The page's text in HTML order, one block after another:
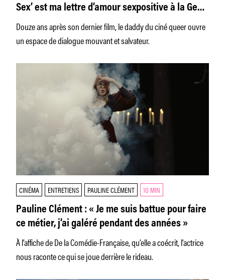
Sex’ est ma lettre d’amour sexpositive à la Gen
Z. »
Douze ans après son dernier film, le daddy du ciné queer ouvre
un espace de dialogue mouvant et salvateur.
CINÉMA ENTRETIENS PAULINE CLÉMENT 10 MIN
Pauline Clément : « Je me suis battue pour faire
ce métier, j’ai galéré pendant des années »
À l’affiche de De la Comédie-Française, qu’elle a coécrit, l'actrice
nous raconte ce qui se joue derrière le rideau.